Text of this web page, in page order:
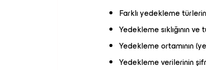
Farklı yedekleme
Yedekleme sıklığının
Yedekleme ortamının
Yedekleme verilerinin